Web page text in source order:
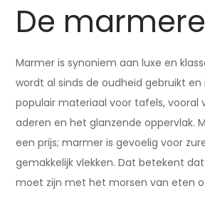
De
Marmer is synoniem aan luxe en
wordt al sinds de oudheid gebruikt
populair materiaal voor tafels, vooral
aderen en het glanzende oppervlak.
een prijs; marmer is gevoelig voor
gemakkelijk vlekken. Dat betekent
moet zijn met het morsen van eten